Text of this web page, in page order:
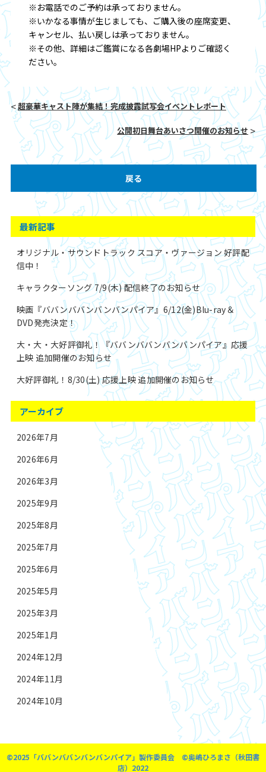
※お電話でのご予約は承っておりません。
※いかなる事情が生じましても、ご購入後の座席変更、
キャンセル、払い戻しは承っておりません。
※その他、詳細はご鑑賞になる各劇場HPよりご確認く
ださい。
超豪華キャスト陣が集結！完成披露試写会イベントレポート
公開初日舞台あいさつ開催のお知らせ
戻る
最新記事
オリジナル・サウンドトラック スコア・ヴァージョン 好評配
信中！
キャラクターソング 7/9(木) 配信終了のお知らせ
映画『ババンババンバンバンパイア』6/12(金)Blu-ray＆
DVD発売決定！
大・大・大好評御礼！『ババンババンバンバンパイア』応援
上映 追加開催のお知らせ
大好評御礼！8/30(土) 応援上映 追加開催のお知らせ
アーカイブ
2026年7月
2026年6月
2026年3月
2025年9月
2025年8月
2025年7月
2025年6月
2025年5月
2025年3月
2025年1月
2024年12月
2024年11月
2024年10月
©2025「ババンババンバンバンパイア」製作委員会 ©奥嶋ひろまさ（秋田書
店）2022